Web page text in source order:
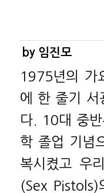
by 임진모
1975년의 가
에 한 줄기 서
다. 10대 중
학 졸업 기념
복시켰고 우
(Sex Pistols)